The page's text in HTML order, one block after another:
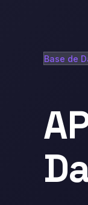
Base de